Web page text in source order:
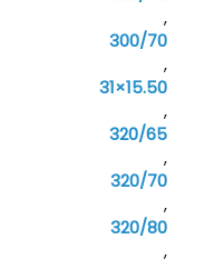
,
300/70
,
31×15.50
,
320/65
,
320/70
,
320/80
,